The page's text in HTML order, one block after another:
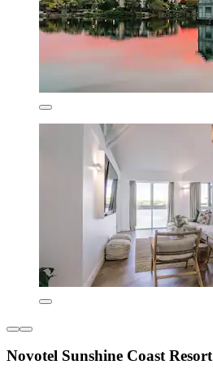
Novotel Sunshine Coast Resort